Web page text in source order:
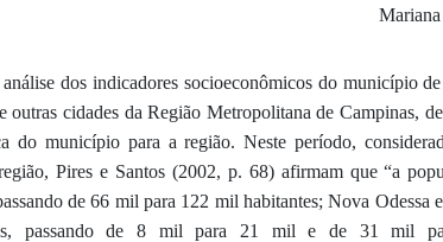
dos indicadores socioeconômicos do município
outras cidades da Região Metropolitana de Campinas,
do município para a região.Neste período,
Pires e Santos (2002, p. 68)afirmamque “a
de 66 mil para 122 mil habitantes; Nova Odessa
passando de 8 mil para 21 mil e de 31 mil